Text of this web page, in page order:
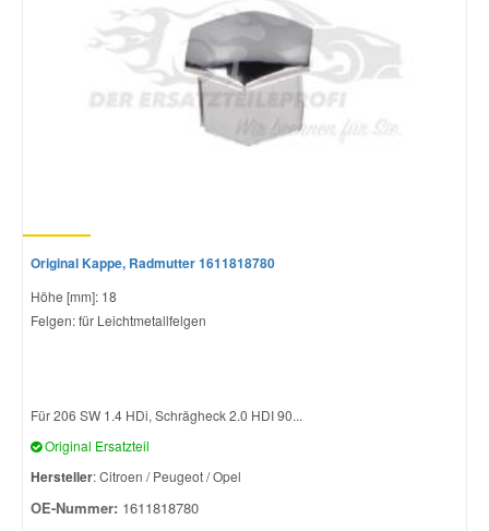
Original Kappe, Radmutter 1611818780
Höhe [mm]: 18
Felgen: für Leichtmetallfelgen
Für 206 SW 1.4 HDi, Schrägheck 2.0 HDI 90...
Original Ersatzteil
Hersteller: Citroen / Peugeot / Opel
OE-Nummer: 1611818780